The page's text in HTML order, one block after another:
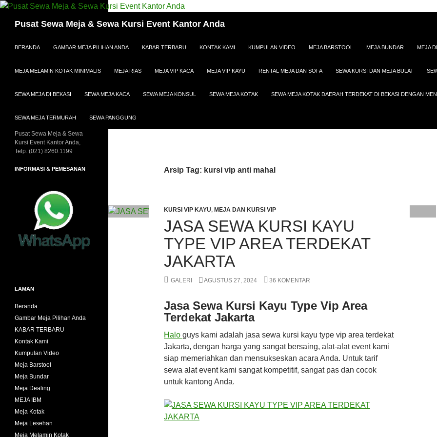
Pusat Sewa Meja & Sewa Kursi Event Kantor Anda
BERANDA
GAMBAR MEJA PILIHAN ANDA KABAR TERBARU KONTAK KAMI KUMPULAN VIDEO MEJA BARSTOOL MEJA BUNDAR MEJA
MEJA MELAMIN KOTAK MINIMALIS MEJA RIAS MEJA VIP KACA MEJA VIP KAYU RENTAL MEJA DAN SOFA SEWA KURSI DAN MEJA BULAT
SEWA MEJA DI BEKASI SEWA MEJA KACA SEWA MEJA KONSUL SEWA MEJA KOTAK SEWA MEJA KOTAK DAERAH TERDEKAT DI BEKASI DENGAN
SEWA MEJA TERMURAH SEWA PANGGUNG
Arsip Tag: kursi vip anti mahal
KURSI VIP KAYU, MEJA DAN KURSI VIP
JASA SEWA KURSI KAYU
TYPE VIP AREA TERDEKAT
JAKARTA
GALERI AGUSTUS 27, 2024 36 KOMENTAR
Jasa Sewa Kursi Kayu Type Vip Area
Terdekat Jakarta
Halo guys kami adalah jasa sewa kursi kayu type vip area terdekat
Jakarta, dengan harga yang sangat bersaing, alat-alat event kami
siap memeriahkan dan mensukseskan acara Anda. Untuk tarif
sewa alat event kami sangat kompetitif, sangat pas dan cocok
untuk kantong Anda.
Pusat Sewa Meja & Sewa
Kursi Event Kantor Anda,
Telp. (021) 8260.1199
INFORMASI & PEMESANAN
LAMAN
Beranda
Gambar Meja Pilihan Anda
KABAR TERBARU
Kontak Kami
Kumpulan Video
Meja Barstool
Meja Bundar
Meja Dealing
MEJA IBM
Meja Kotak
Meja Lesehan
Meja Melamin Kotak